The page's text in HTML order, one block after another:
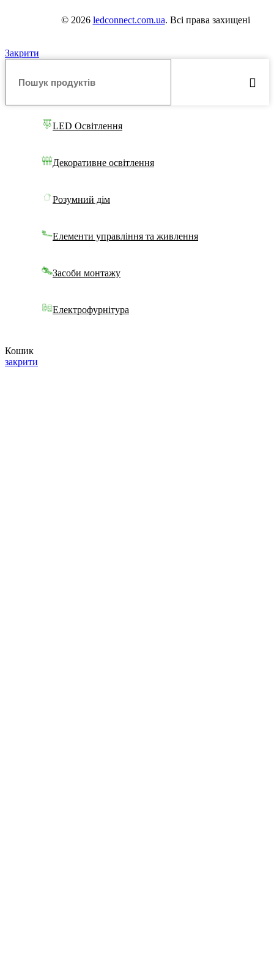
© 2026 ledconnect.com.ua. Всі права захищені
Закрити
LED Освітлення
Декоративне освітлення
Розумний дім
Елементи управління та живлення
Засоби монтажу
Електрофурнітура
Кошик
закрити